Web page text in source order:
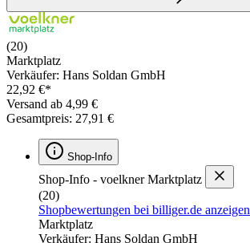
(20)
Marktplatz
Verkäufer: Hans Soldan GmbH
22,92 €*
Versand ab 4,99 €
Gesamtpreis: 27,91 €
Shop-Info
Shop-Info - voelkner Marktplatz
(20)
Shopbewertungen bei billiger.de anzeigen
Marktplatz
Verkäufer: Hans Soldan GmbH